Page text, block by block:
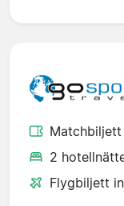
2
Flygbiljett